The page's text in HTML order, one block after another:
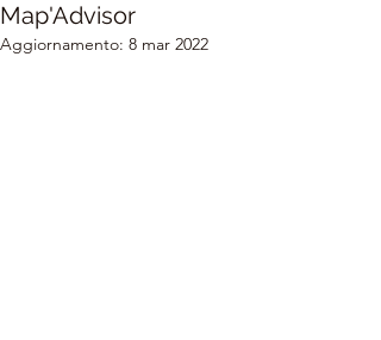
Map'Advisor
Aggiornamento: 8 mar 2022